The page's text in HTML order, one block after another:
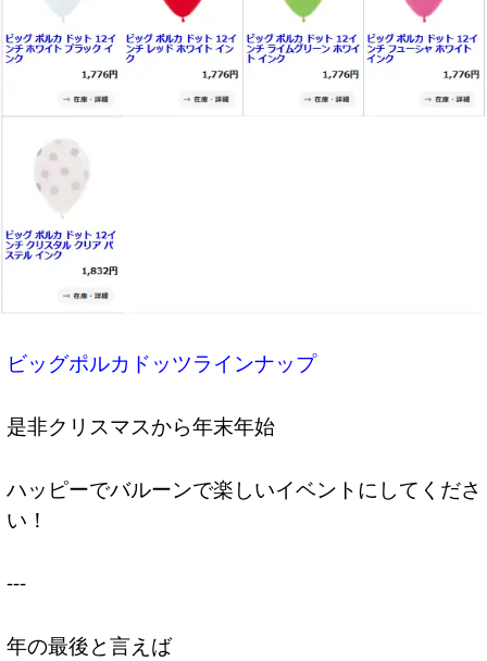
ビッグポルカドッツラインナップ
是非クリスマスから年末年始
ハッピーでバルーンで楽しいイベントにしてくださ
い！
---
年の最後と言えば